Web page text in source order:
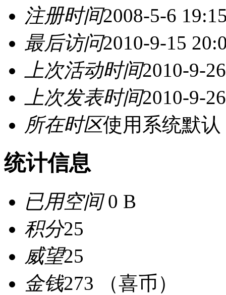
注册时间2008-5-6
最后访问2010-9-15
上次活动时间2010-9-
上次发表时间2010-9-
所在时区使用系统默认
统计信息
已用空间0 B
积分25
威望25
金钱273 （喜币）